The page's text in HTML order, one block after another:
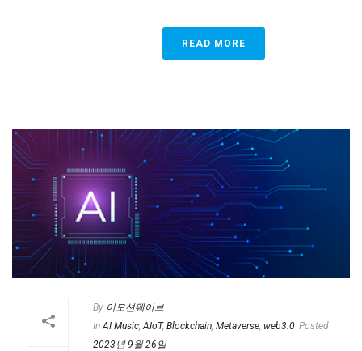
READ MORE
By 이모션웨이브
In AI Music AIoT, Blockchain Metaverse web3.0 Posted
2023년 9월 26일